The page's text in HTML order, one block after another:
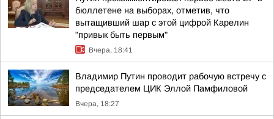
бюллетене на выборах, отметив, что
вытащивший шар с этой цифрой Карелин
"привык быть первым"
Вчера, 18:41
Владимир Путин проводит рабочую встречу с
председателем ЦИК Эллой Памфиловой
Вчера, 18:27